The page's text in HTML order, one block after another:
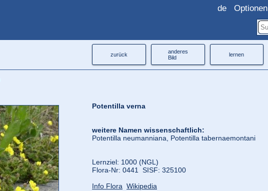
de Optionen
zurück
anderes
Bild
lernen
Potentilla verna
weitere Namen wissenschaftlich:
Potentilla neumanniana, Potentilla tabernaemontani
Lernziel: 1000 (NGL)
Flora‑Nr: 0441 SISF: 325100
Info Flora Wikipedia